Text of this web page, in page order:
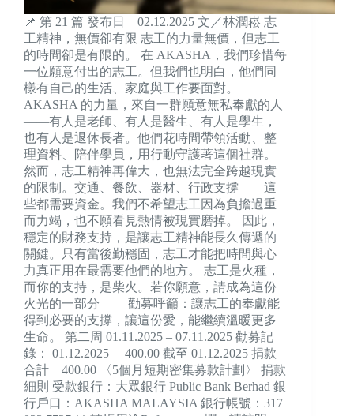
📌 第 21 篇 發布日 02.12.2025 文／林潤崧 志
工精神，無價卻有限 志工的力量無價，但志工
的時間卻是有限的。 在 AKASHA，我們珍惜每
一位願意付出的志工。但我們也明白，他們同
樣有自己的生活、家庭與工作要面對。
AKASHA 的力量，來自一群願意無私奉獻的人
——有人是老師、有人是醫生、有人是學生，
也有人是退休長者。他們花時間帶領活動、整
理資料、陪伴學員，用行動守護著這個社群。
然而，志工精神再偉大，也無法完全跨越現實
的限制。交通、餐飲、器材、行政支撐——這
些都需要資金。我們不希望志工因為負擔過重
而力竭，也不願看見熱情被現實磨掉。 因此，
穩定的財務支持，是讓志工精神能長久傳遞的
關鍵。只有當後勤穩固，志工才能把時間與心
力真正用在最需要他們的地方。 志工是火種，
而你的支持，是柴火。若你願意，請成為這份
火光的一部分—— 勸募呼籲：讓志工的奉獻能
得到必要的支撐，讓這份愛，能繼續溫暖更多
生命。 第二周 01.11.2025 – 07.11.2025 勸募記
錄： 01.12.2025 400.00 截至 01.12.2025 捐款
合計 400.00 〈5個月短期密集募款計劃〉 捐款
細則 受款銀行：大眾銀行 Public Bank Berhad 銀
行戶口：AKASHA MALAYSIA 銀行帳號：317